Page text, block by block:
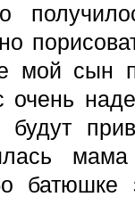
мой сын
очень
будут